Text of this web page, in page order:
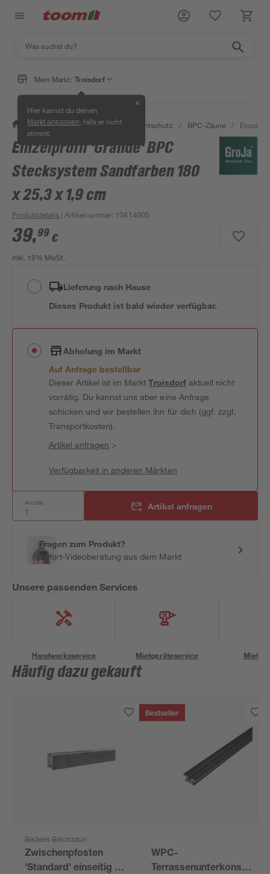
Mein Markt: Troisdorf
Hier kannst du deinen
Markt anpassen , falls er nicht
stimmt.
✕
/ Garten & Freizeit / Zäune & Sichtschutz / BPC-Zäune /
Einzelprofil 'Grande' BPC
Stecksystem Sandfarben 180
x 25,3 x 1,9 cm
Produktdetails | Artikelnummer: 10414005
39,99 €
inkl. 19% MwSt.
Lieferung nach Hause
Dieses Produkt ist bald wieder verfügbar.
Abholung im Markt
Auf Anfrage bestellbar
Dieser Artikel ist im MarktTroisdorfaktuell nicht
vorrätig. Du kannst uns aber eine Anfrage
schicken und wir bestellen ihn für dich (ggf. zzgl.
Transportkosten).
Artikel anfragen >
Verfügbarkeit in anderen Märkten
Anzahl: Artikel anfragen
Fragen zum Produkt?
Sofort-Videoberatung aus dem Markt
Unsere passenden Services
Handwerksservice Mietgeräteservice
Häufig dazu gekauft
Beckers Betonzaun
Zwischenpfosten
'Standard' einseitig 11
Bestseller
WPC-